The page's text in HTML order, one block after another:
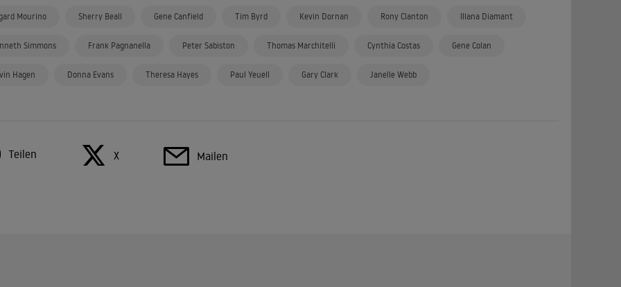
Mourino Sherry Beall Gene Canfield Tim Byrd Kevin Dornan Rony Clanton Illana Diamant
Simmons Frank Pagnanella Peter Sabiston Thomas Marchitelli Cynthia Costas Gene Colan
Hagen Donna Evans Theresa Hayes Paul Yeuell Gary Clark Janelle Webb
Teilen X Mailen